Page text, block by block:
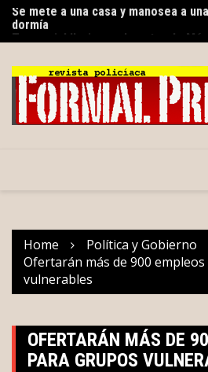
Skip
content
Torrencial lluvia en el centro de
hasta las 16 horas
Home
Política y Gobierno
Ofertarán más de 900
vulnerables
OFERTARÁN MÁS DE
PARA GRUPOS